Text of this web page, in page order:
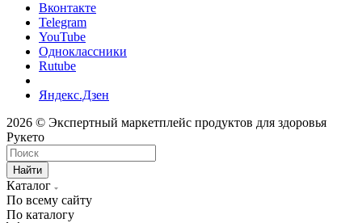
Вконтакте
Telegram
YouTube
Одноклассники
Rutube
Яндекс.Дзен
2026 © Экспертный маркетплейс продуктов для здоровья
Рукето
Найти
Каталог
По всему сайту
По каталогу